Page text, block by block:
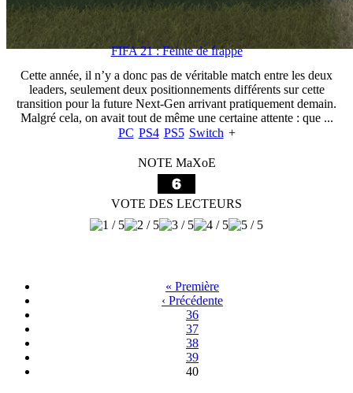
FIFA 21 : Feinte de frappe
Cette année, il n’y a donc pas de véritable match entre les deux
leaders, seulement deux positionnements différents sur cette
transition pour la future Next-Gen arrivant pratiquement demain.
Malgré cela, on avait tout de même une certaine attente : que ...
PC PS4 PS5 Switch +
NOTE MaXoE
VOTE DES LECTEURS
« Première
‹ Précédente
36
37
38
39
40